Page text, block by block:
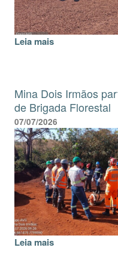
Leia mais
Mina Dois Irmãos
de Brigada Florestal
07/07/2026
Leia mais